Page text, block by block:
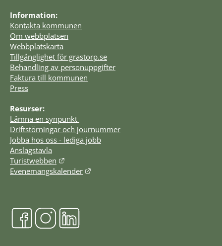
Information:
Kontakta kommunen
Om webbplatsen
Webbplatskarta
Tillgänglighet för grastorp.se
Behandling av personuppgifter
Faktura till kommunen
Press
Resurser:
Lämna en synpunkt
Driftstörningar och journummer
Jobba hos oss - lediga jobb
Anslagstavla
Turistwebben
Länk till annan webbplats.
Evenemangskalender
Länk till annan webbplats.